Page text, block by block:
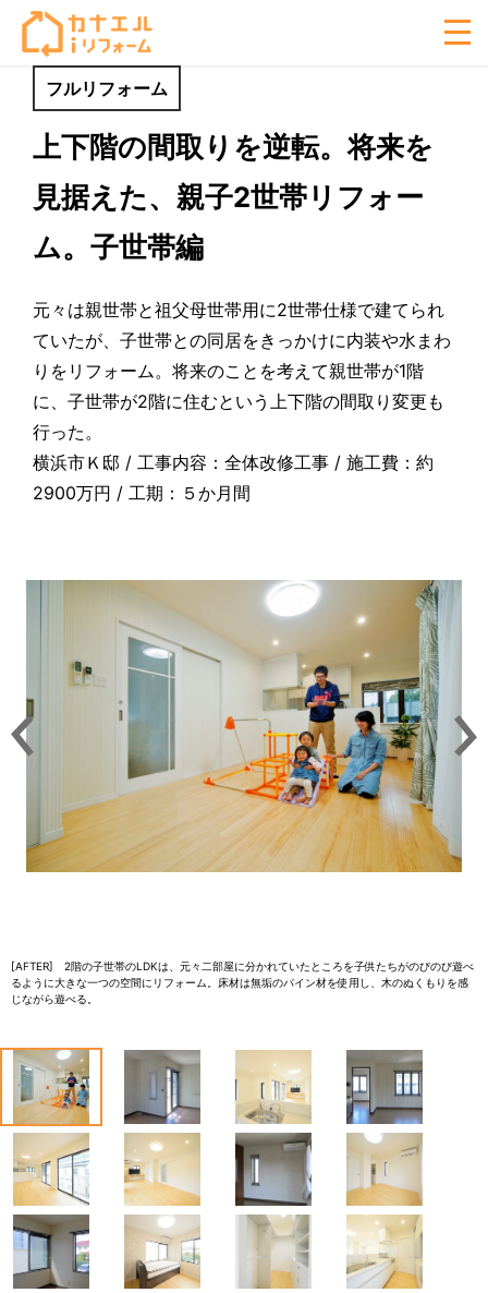
フルリフォーム
上下階の間取りを逆転。将来を
見据えた、親子2世帯リフォー
ム。子世帯編
元々は親世帯と祖父母世帯用に2世帯仕様で建てられ
ていたが、子世帯との同居をきっかけに内装や水まわ
りをリフォーム。将来のことを考えて親世帯が1階
に、子世帯が2階に住むという上下階の間取り変更も
行った。
横浜市Ｋ邸 / 工事内容：全体改修工事 / 施工費：約
2900万円 / 工期：５か月間
[AFTER] 2階の子世帯のLDKは、元々二部屋に分かれていたところを子供たちがのびのび遊べ
るように大きな一つの空間にリフォーム。床材は無垢のパイン材を使用し、木のぬくもりを感
じながら遊べる。
2 3 4
6 7 8
9 10 11 12